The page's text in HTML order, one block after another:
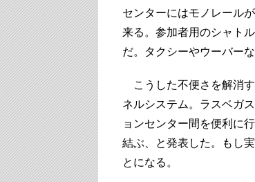
センターにはモノレール
来る。参加者用のシャト
だ。タクシーやウーバー
こうした不便さを解消
ネルシステム。ラスベガ
ョンセンター間を便利に
結ぶ、と発表した。もし
とになる。